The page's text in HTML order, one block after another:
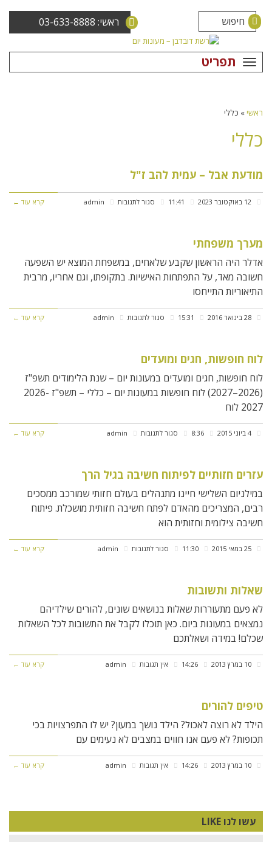
ראשי: 03-633-8888
ראשי» כללי
כללי
מודעת אבל – עמית להב ז"ל
סגור לתגובותעל
עמית
ז"ל
admin קרא עוד ←
מערך משפחתי
אדלר היה הראשון שקבע שלאחים, במשפחת המוצא יש השפעה
חשובה מאד, על התפתחות האישיות. בתקופתו, וגם אחריו, מרבית
התיאוריות התייחסו
סגור לתגובותעל
admin קרא עוד ←
לוח חופשות, חגים ומועדים
לוח חופשות, חגים ומועדים במעונות יום – שנת הלימודים תשפ"ז
(2026–2027) לוח חופשות במעונות יום – כללי – תשפ"ז 2026-
2027 לוח
4 ביוני 2015 סגור לתגובותעל
ומועדים
admin קרא עוד ←
עזרים חזותיים לפיתוח חשיבה בגיל הרך
במילניום השלישי חיינו מתנהלים בעולם חזותי שמורכב ממסכים
רבים, המצריכים מהאדם לפתח חשיבה חזותית מושכלת. פיתוח
חשיבה צילומית וחזותית הוא
סגור לתגובותעל
חשיבה
הרך
admin קרא עוד ←
שאלות ותשובות
לא פעם מתעוררות שאלות בנושאים שונים, להורים שילדיהם
נמצאים במעונות ביום. כאן תוכלו לקבל את התשובות לכל השאלות
שכלם! במידה ושאלתכם
אין תגובות admin קרא עוד ←
טיפים להורים
הילד לא רוצה לאכול? הילד נושך במעון? יש לו התפרצויות בכי
תכופות? לא פעם אנו חווים במצבים לא נעימים עם
אין תגובות admin קרא עוד ←
עשו לנו LIKE